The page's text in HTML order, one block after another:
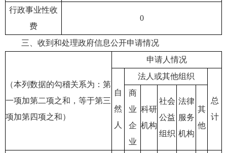
行政事业性收
费
0
三、收到和处理政府信息公开申请情况
（本列数据的勾稽关系为：第
一项加第二项之和，等于第三
项加第四项之和）
申请人情况
自
然
人
法人或其他组织
总
计
商
业
企
业
科研
机构
社会
公益
组织
法律
服务
机构
其
他